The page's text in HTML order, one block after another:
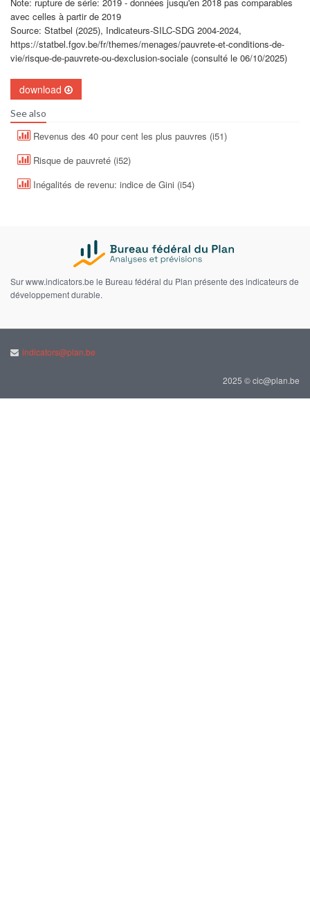
avec celles à partir de 2019
Source: Statbel (2025), Indicateurs-SILC-SDG 2004-2024,
https://statbel.fgov.be/fr/themes/menages/pauvrete-et-conditions-de-
vie/risque-de-pauvrete-ou-dexclusion-sociale (consulté le 06/10/2025)
download
See also
Revenus des 40 pour cent les plus pauvres (i51)
Risque de pauvreté (i52)
Inégalités de revenu: indice de Gini (i54)
Sur www.indicators.be le Bureau fédéral du Plan présente des indicateurs de
développement durable.
indicators@plan.be
2025 © cic@plan.be